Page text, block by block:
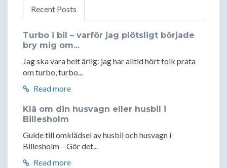
Recent Posts
Turbo i bil – varför jag plötsligt började
bry mig om...
Jag ska vara helt ärlig: jag har alltid hört folk prata
om turbo, turbo...
Read more
Klä om din husvagn eller husbil i
Billesholm
Guide till omklädsel av husbil och husvagn i
Billesholm – Gör det...
Read more